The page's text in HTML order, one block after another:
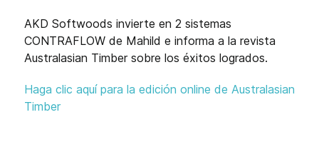
AKD Softwoods invierte en 2 sistemas
CONTRAFLOW de Mahild e informa a la revista
Australasian Timber sobre los éxitos logrados.
Haga clic aquí para la edición online de Australasian
Timber